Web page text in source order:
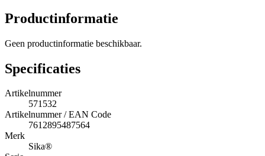
Productinformatie
Geen productinformatie beschikbaar.
Specificaties
Artikelnummer
571532
Artikelnummer / EAN Code
7612895487564
Merk
Sika®